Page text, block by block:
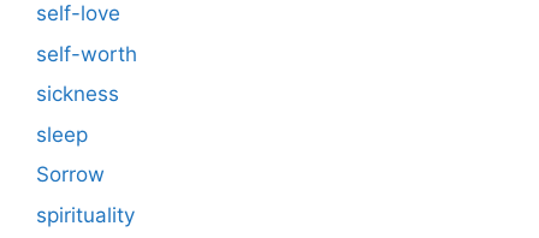
self-love
self-worth
sickness
sleep
Sorrow
spirituality